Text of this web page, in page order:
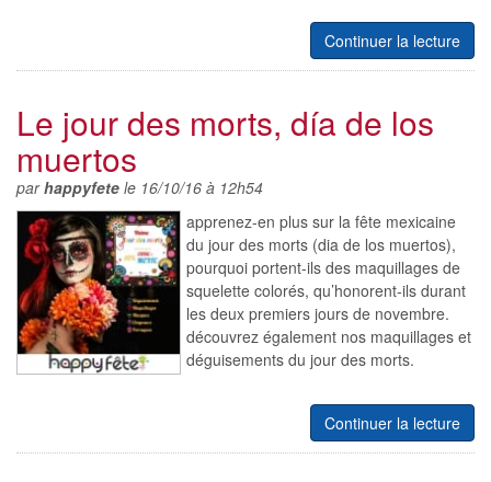
Continuer la lecture
Le jour des morts, día de los
muertos
parhappyfete le 16/10/16 à 12h54
apprenez-en plus sur la fête mexicaine
du jour des morts (dia de los muertos),
pourquoi portent-ils des maquillages de
squelette colorés, qu’honorent-ils durant
les deux premiers jours de novembre.
découvrez également nos maquillages et
déguisements du jour des morts.
Continuer la lecture